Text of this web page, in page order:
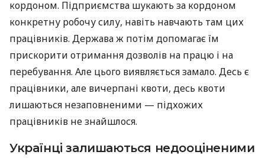
кордоном. Підприємства шукають за кордоном
конкретну робочу силу, навіть навчають там цих
працівників. Держава ж потім допомагає їм
прискорити отримання дозволів на працю і на
перебування. Але цього виявляється замало. Десь є
працівники, але вичерпані квоти, десь квоти
лишаються незаповненими — підхожих
працівників не знайшлося.
Українці залишаються недооціненими